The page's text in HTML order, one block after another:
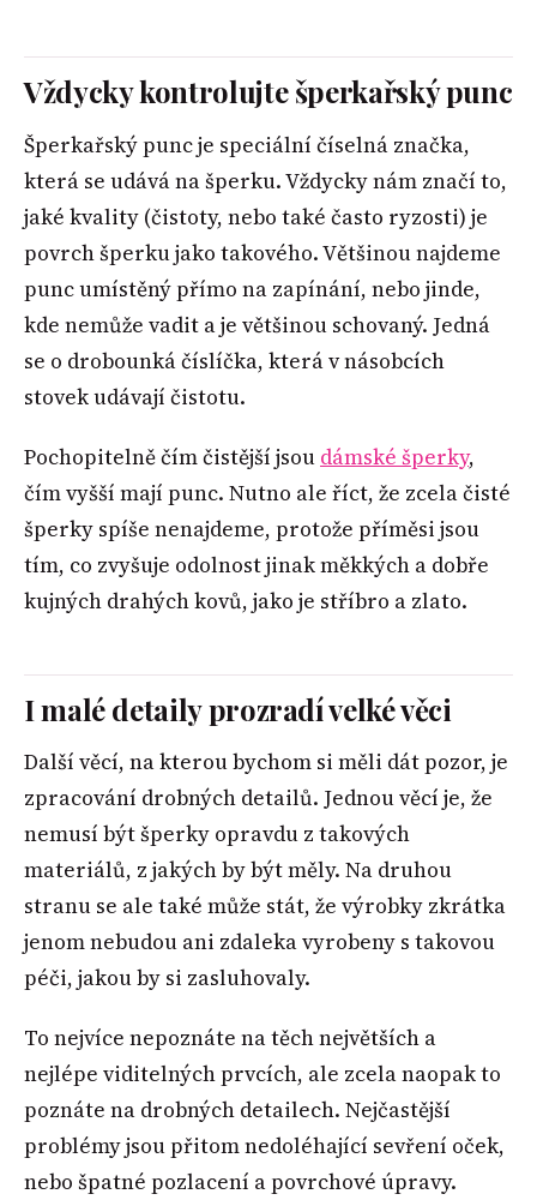
Vždycky kontrolujte šperkařský punc
Šperkařský punc je speciální číselná značka,
která se udává na šperku. Vždycky nám značí to,
jaké kvality (čistoty, nebo také často ryzosti) je
povrch šperku jako takového. Většinou najdeme
punc umístěný přímo na zapínání, nebo jinde,
kde nemůže vadit a je většinou schovaný. Jedná
se o drobounká číslíčka, která v násobcích
stovek udávají čistotu.
Pochopitelně čím čistější jsou dámské šperky,
čím vyšší mají punc. Nutno ale říct, že zcela čisté
šperky spíše nenajdeme, protože příměsi jsou
tím, co zvyšuje odolnost jinak měkkých a dobře
kujných drahých kovů, jako je stříbro a zlato.
I malé detaily prozradí velké věci
Další věcí, na kterou bychom si měli dát pozor, je
zpracování drobných detailů. Jednou věcí je, že
nemusí být šperky opravdu z takových
materiálů, z jakých by být měly. Na druhou
stranu se ale také může stát, že výrobky zkrátka
jenom nebudou ani zdaleka vyrobeny s takovou
péči, jakou by si zasluhovaly.
To nejvíce nepoznáte na těch největších a
nejlépe viditelných prvcích, ale zcela naopak to
poznáte na drobných detailech. Nejčastější
problémy jsou přitom nedoléhající sevření oček,
nebo špatné pozlacení a povrchové úpravy.